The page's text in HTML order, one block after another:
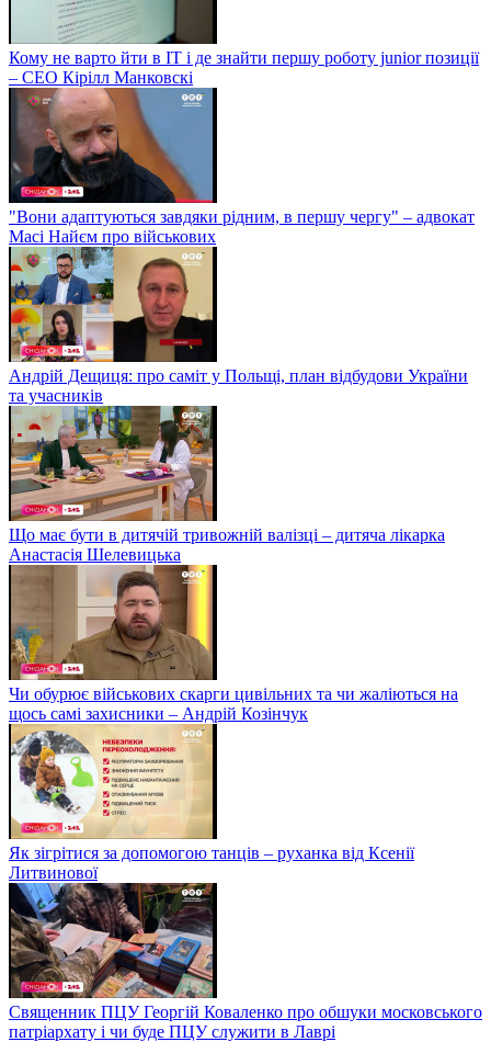
Кому не варто йти в IT і де знайти першу роботу junior позиції
– СЕО Кірілл Манковскі
"Вони адаптуються завдяки рідним, в першу чергу" – адвокат
Масі Найєм про військових
Андрій Дещиця: про саміт у Польщі, план відбудови України
та учасників
Що має бути в дитячій тривожній валізці – дитяча лікарка
Анастасія Шелевицька
Чи обурює військових скарги цивільних та чи жаліються на
щось самі захисники – Андрій Козінчук
Як зігрітися за допомогою танців – руханка від Ксенії
Литвинової
Священник ПЦУ Георгій Коваленко про обшуки московського
патріархату і чи буде ПЦУ служити в Лаврі